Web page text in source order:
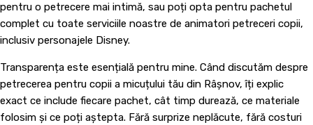
pentru o petrecere mai intimă, sau poți opta pentru pachetul
complet cu toate serviciile noastre de animatori petreceri copii,
inclusiv personajele Disney.
Transparența este esențială pentru mine. Când discutăm despre
petrecerea pentru copii a micuțului tău din Râșnov, îți explic
exact ce include fiecare pachet, cât timp durează, ce materiale
folosim și ce poți aștepta. Fără surprize neplăcute, fără costuri